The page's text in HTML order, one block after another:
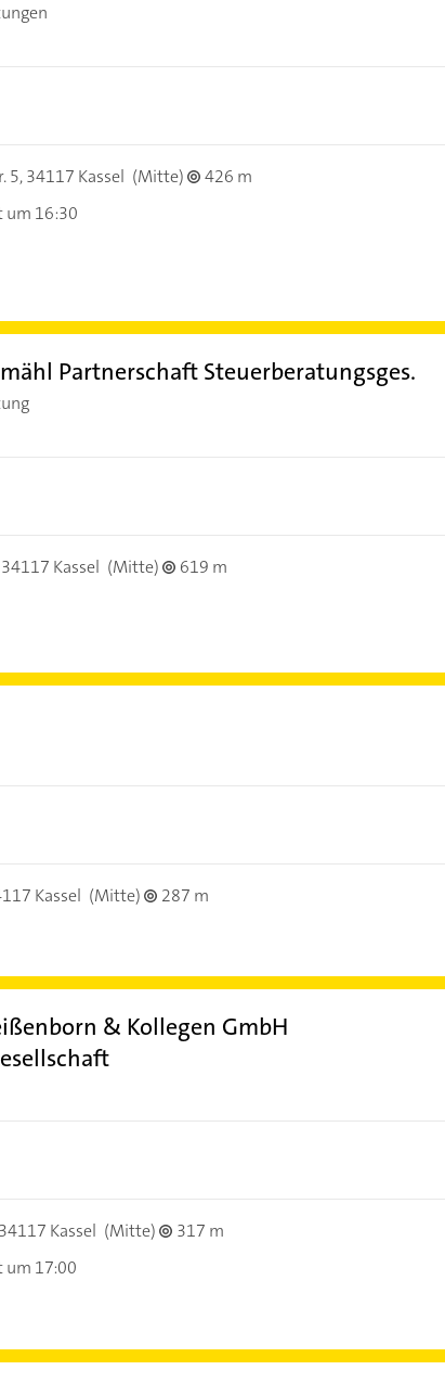
5,34117 Kassel (Mitte)
426 m
um 16:30
Partnerschaft Steuerberatungsges.
34117 Kassel (Mitte)
619 m
Kassel (Mitte)
287 m
& Kollegen GmbH
34117 Kassel (Mitte)
317 m
um 17:00